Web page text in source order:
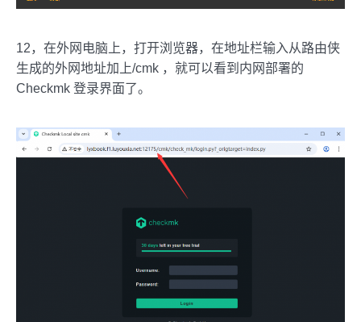
12，在外网电脑上，打开浏览器，在地址栏输入从路由侠
生成的外网地址加上/cmk ，就可以看到内网部署的
Checkmk 登录界面了。